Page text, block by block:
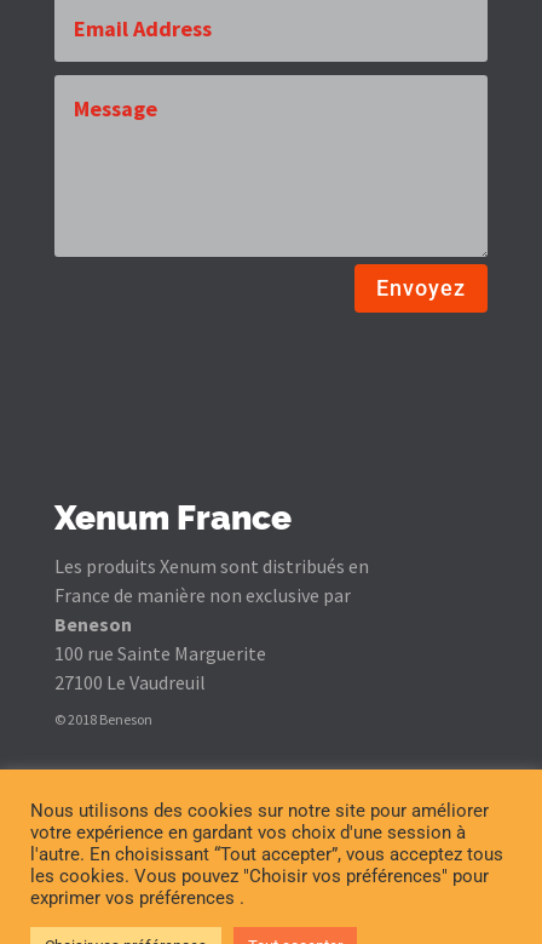
Envoyez
Xenum France
Les produits Xenum sont distribués en
France de manière non exclusive par
Beneson
100 rue Sainte Marguerite
27100 Le Vaudreuil
© 2018 Beneson
Conditions générales de vente
Modifier choix cookies